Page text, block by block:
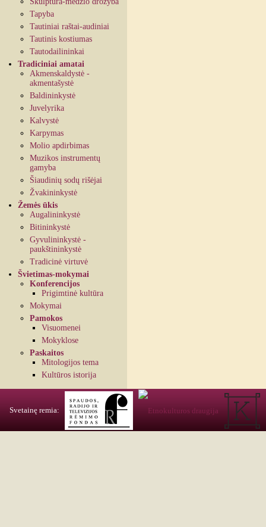
Tapyba
Tautiniai raštai-audiniai
Tautinis kostiumas
Tautodailininkai
Tradiciniai amatai
Akmenskaldystė -
akmentašystė
Baldininkystė
Juvelyrika
Kalvystė
Karpymas
Molio apdirbimas
Muzikos instrumentų
gamyba
Šiaudinių sodų rišėjai
Žvakininkystė
Žemės ūkis
Augalininkystė
Bitininkystė
Gyvulininkystė -
paukštininkystė
Tradicinė virtuvė
Švietimas-mokymai
Konferencijos
Prigimtinė kultūra
Mokymai
Pamokos
Visuomenei
Mokyklose
Paskaitos
Mitologijos tema
Kultūros istorija
Svetainę remia: